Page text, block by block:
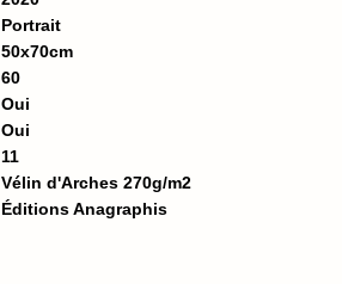
Portrait
50x70cm
60
Oui
Oui
11
Vélin d'Arches 270g/m2
Éditions Anagraphis